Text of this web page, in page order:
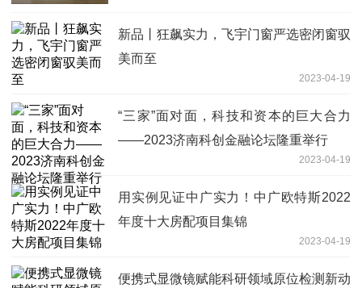
新品丨狂飙实力，飞宇门窗严选密闭窗驭
美而至
2023-04-19
“三家”面对面，科技和资本的巨大合力
——2023济南科创金融论坛隆重举行
2023-04-19
用实例见证中广实力！中广欧特斯2022
年度十大房配项目集锦
2023-04-19
便携式显微镜赋能科研领域原位检测新动